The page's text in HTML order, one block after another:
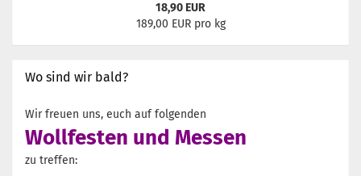
18,90 EUR
189,00 EUR pro kg
Wo sind wir bald?
Wir freuen uns, euch auf folgenden
Wollfesten und Messen
zu treffen: